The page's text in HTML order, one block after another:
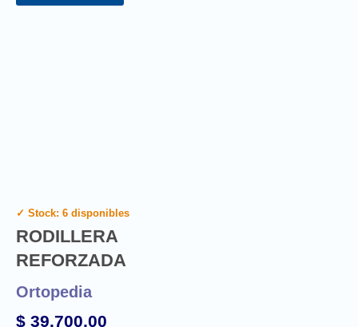
✓ Stock: 6 disponibles
RODILLERA
REFORZADA
Ortopedia
$ 39.700,00